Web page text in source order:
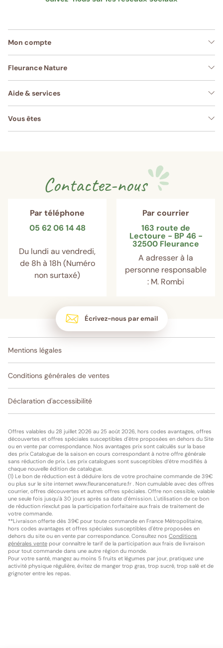
Mon compte
Fleurance Nature
Aide & services
Vous êtes
Contactez-nous
Par téléphone
05 62 06 14 48
Du lundi au vendredi,
de 8h à 18h (Numéro
non surtaxé)
Par courrier
163 route de
Lectoure - BP 46 -
32500 Fleurance
A adresser à la
personne responsable
: M. Rombi
Écrivez-nous par email
Mentions légales
Conditions générales de ventes
Déclaration d'accessibilité
Offres valables du 28 juillet 2026 au 25 août 2026, hors codes avantages, offres
découvertes et offres spéciales susceptibles d'être proposées en dehors du Site
ou en vente par correspondance. Nos avantages prix sont calculés sur la base
des prix Catalogue de la saison en cours correspondant à notre offre générale
sans réduction de prix. Les prix catalogues sont susceptibles d’être modifiés à
chaque nouvelle édition de catalogue.
(1) Le bon de réduction est à déduire lors de votre prochaine commande de 39€
ou plus sur le site internet www.fleurancenature.fr . Non cumulable avec des offres
courrier, offres découvertes et autres offres spéciales. Offre non cessible, valable
une seule fois jusqu'à 30 jours après sa date d'émission. L'utilisation de ce bon
de réduction n'exclut pas la participation forfaitaire aux frais de traitement de
votre commande.
**Livraison offerte dès 39€ pour toute commande en France Métropolitaine,
hors codes avantages et offres spéciales susceptibles d'être proposées en
dehors du site ou en vente par correspondance. Consultez nos Conditions
générales vente pour connaître le tarif de la participation aux frais de livraison
pour tout commande dans une autre région du monde.
Pour votre santé, mangez au moins 5 fruits et légumes par jour, pratiquez une
activité physique régulière, évitez de manger trop gras, trop sucré, trop salé et de
grignoter entre les repas.